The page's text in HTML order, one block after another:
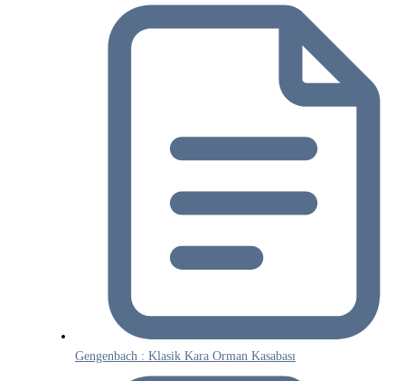
Gengenbach : Klasik Kara Orman Kasabası